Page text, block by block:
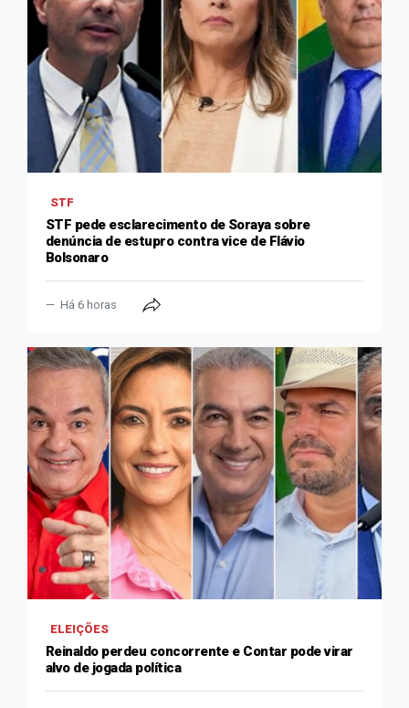
STF
STF pede esclarecimento de Soraya sobre
denúncia de estupro contra vice de Flávio
Bolsonaro
Há 6 horas
ELEIÇÕES
Reinaldo perdeu concorrente e Contar pode virar
alvo de jogada política